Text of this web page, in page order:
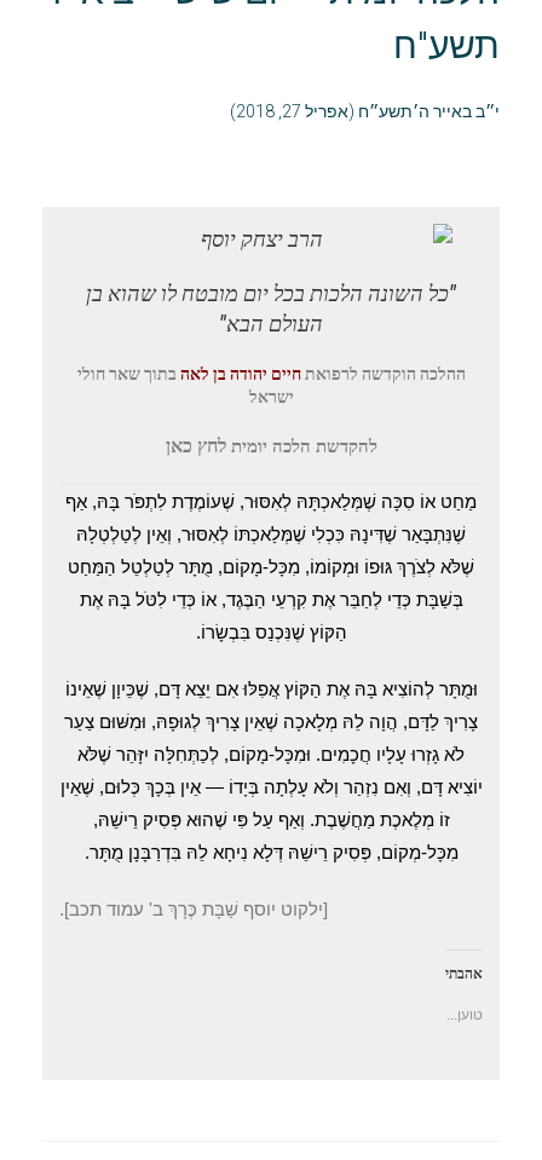
תשע"ח
י״ב באייר ה׳תשע״ח (אפריל 27, 2018)
"כל השונה הלכות בכל יום מובטח לו שהוא בן
העולם הבא"
ההלכה הוקדשה לרפואתחיים יהודה בן לאה בתוך שאר חולי
ישראל
להקדשת הלכה יומיתלחץ כאן
מַחַט אוֹ סִכָּה שֶׁמְּלַאכְתָּהּ לְאִסּוּר, שֶׁעוֹמֶדֶת לִתְפֹּר בָּהּ, אַף
שֶׁנִּתְבָּאַר שֶׁדִּינָהּ כִּכְלִי שֶׁמְּלַאכְתּוֹ לְאִסּוּר, וְאֵין לְטַלְטְלָהּ
שֶׁלֹּא לְצֹרֶךְ גּוּפוֹ וּמְקוֹמוֹ, מִכָּל-מָקוֹם, מֻתָּר לְטַלְטֵל הַמַּחַט
בְּשַׁבָּת כְּדֵי לְחַבֵּר אֶת קִרְעֵי הַבֶּגֶד, אוֹ כְּדֵי לִטֹּל בָּהּ אֶת
הַקּוֹץ שֶׁנִּכְנַס בִּבְשָׂרוֹ.
וּמֻתָּר לְהוֹצִיא בָּהּ אֶת הַקּוֹץ אֲפִלּוּ אִם יֵצֵא דָּם, שֶׁכֵּיוָן שֶׁאֵינוֹ
צָרִיךְ לַדָּם, הֲוָה לֵהּ מְלָאכָה שֶׁאֵין צָרִיךְ לְגוּפָהּ, וּמִשּׁוּם צַעַר
לֹא גָזְרוּ עָלָיו חֲכָמִים. וּמִכָּל-מָקוֹם, לְכַתְּחִלָּה יִזָּהֵר שֶׁלֹּא
יוֹצִיא דָּם, וְאִם נִזְהַר וְלֹא עָלְתָה בְּיָדוֹ — אֵין בְּכָךְ כְּלוּם, שֶׁאֵין
זוֹ מְלֶאכֶת מַחֲשֶׁבֶת. וְאַף עַל פִּי שֶׁהוּא פְּסִיק רֵישֵׁהּ,
מִכָּל-מְקוֹם, פְּסִיק רֵישֵׁהּ דְּלָא נִיחָא לֵהּ בִּדְרַבָּנָן מֻתָּר.
[ילקוט יוסף שַׁבָּת כֶּרָךְ ב' עמוד תכב].
אהבתי
טוען...